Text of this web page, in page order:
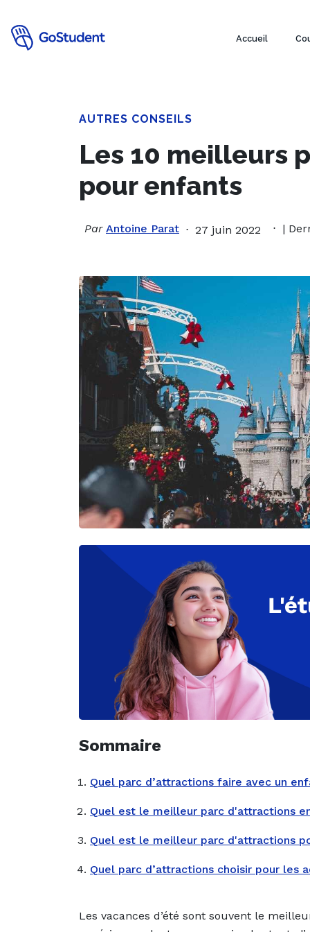
Accueil
AUTRES CONSEILS
Les 10 meilleurs
pour enfants
Par Antoine Parat 27 juin 2022 |
Sommaire
Quel parc d’attractions faire avec un
Quel est le meilleur parc d'attractions
Quel est le meilleur parc d'attractions
Quel parc d’attractions choisir pour les
Les vacances d’été sont souvent le